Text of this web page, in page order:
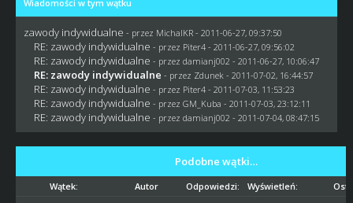
Wiadomości w tym wątku
zawody indywidualne - przez MichalKR- 2011-06-27, 09:37:50
RE: zawody indywidualne - przez Piter4- 2011-06-27, 09:56:02
RE: zawody indywidualne - przez damianj002 - 2011-06-27, 10:06:47
RE: zawody indywidualne - przez Zdunek - 2011-07-02, 16:44:57
RE: zawody indywidualne - przez Piter4- 2011-07-03, 11:53:23
RE: zawody indywidualne - przez GM_Kuba - 2011-07-03, 23:12:11
RE: zawody indywidualne - przez damianj002 - 2011-07-04, 08:47:15
Podobne wątki…
Wątek: Autor Odpowiedzi: Wyświetleń: